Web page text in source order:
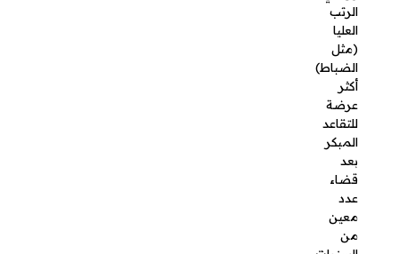
قضاء عدد
معين من
السنوات
في
الخدمة.
التقييم
الوظيفي
قد تتطلب
بعض
الحالات أن